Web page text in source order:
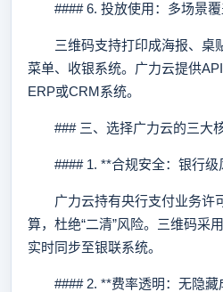
#### 6. 投放使用：多场景覆
三维码支持打印成海报、桌
菜单、收银系统。广力云提供
ERP或CRM系统。
### 三、选择广力云的三大
#### 1. **合规安全：银行级
广力云持有央行支付业务许
算，杜绝“二清”风险。三维码采
实时同步至银联系统。
#### 2. **费率透明：无隐藏